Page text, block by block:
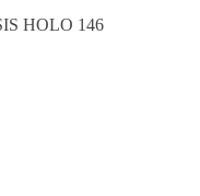
HOLO 146